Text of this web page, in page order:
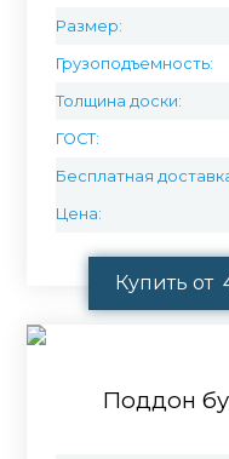
Размер:
Грузоподъемность:
Толщина доски:
ГОСТ:
Бесплатная
Цена:
Купить от
Поддон бу